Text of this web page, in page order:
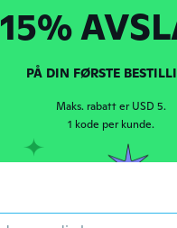
13 opplastinger
15%
PÅ DIN FØRSTE
Maks. rabatt er USD 5.
1 kode per kunde.